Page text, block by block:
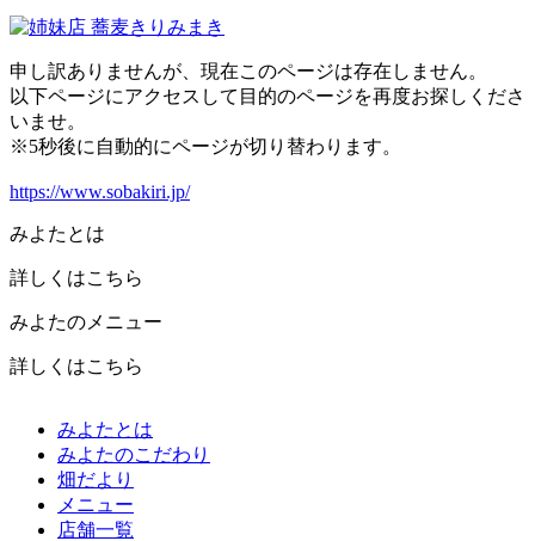
申し訳ありませんが、現在このページは存在しません。
以下ページにアクセスして目的のページを再度お探しくださ
いませ。
※5秒後に自動的にページが切り替わります。
https://www.sobakiri.jp/
みよたとは
詳しくはこちら
みよたのメニュー
詳しくはこちら
みよたとは
みよたのこだわり
畑だより
メニュー
店舗一覧